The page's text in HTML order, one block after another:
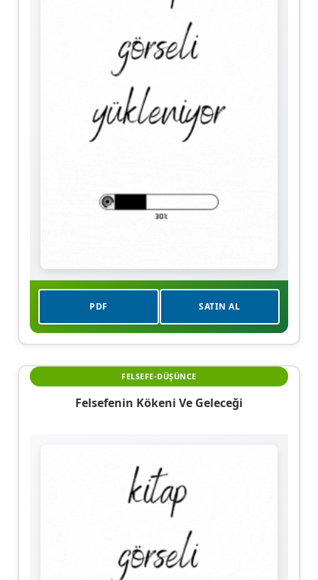
PDF SATIN AL
FELSEFE-DÜŞÜNCE
Felsefenin Kökeni Ve Geleceği